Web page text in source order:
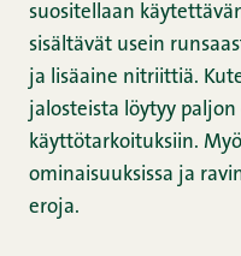
suositellaan
sisältävät usein
ja lisäaine nitriittiä.
jalosteista löytyy
käyttötarkoituksiin.
ominaisuuksissa ja
eroja.